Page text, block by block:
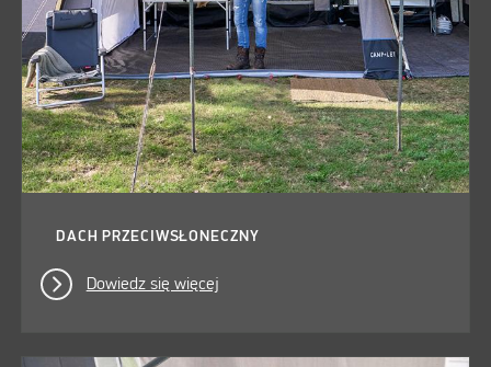
DACH PRZECIWSŁONECZNY
Dowiedz się więcej